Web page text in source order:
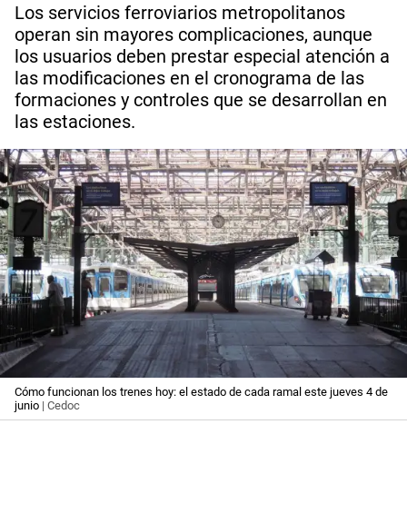
Los servicios ferroviarios metropolitanos
operan sin mayores complicaciones, aunque
los usuarios deben prestar especial atención a
las modificaciones en el cronograma de las
formaciones y controles que se desarrollan en
las estaciones.
Cómo funcionan los trenes hoy: el estado de cada ramal este jueves 4 de
junio | Cedoc